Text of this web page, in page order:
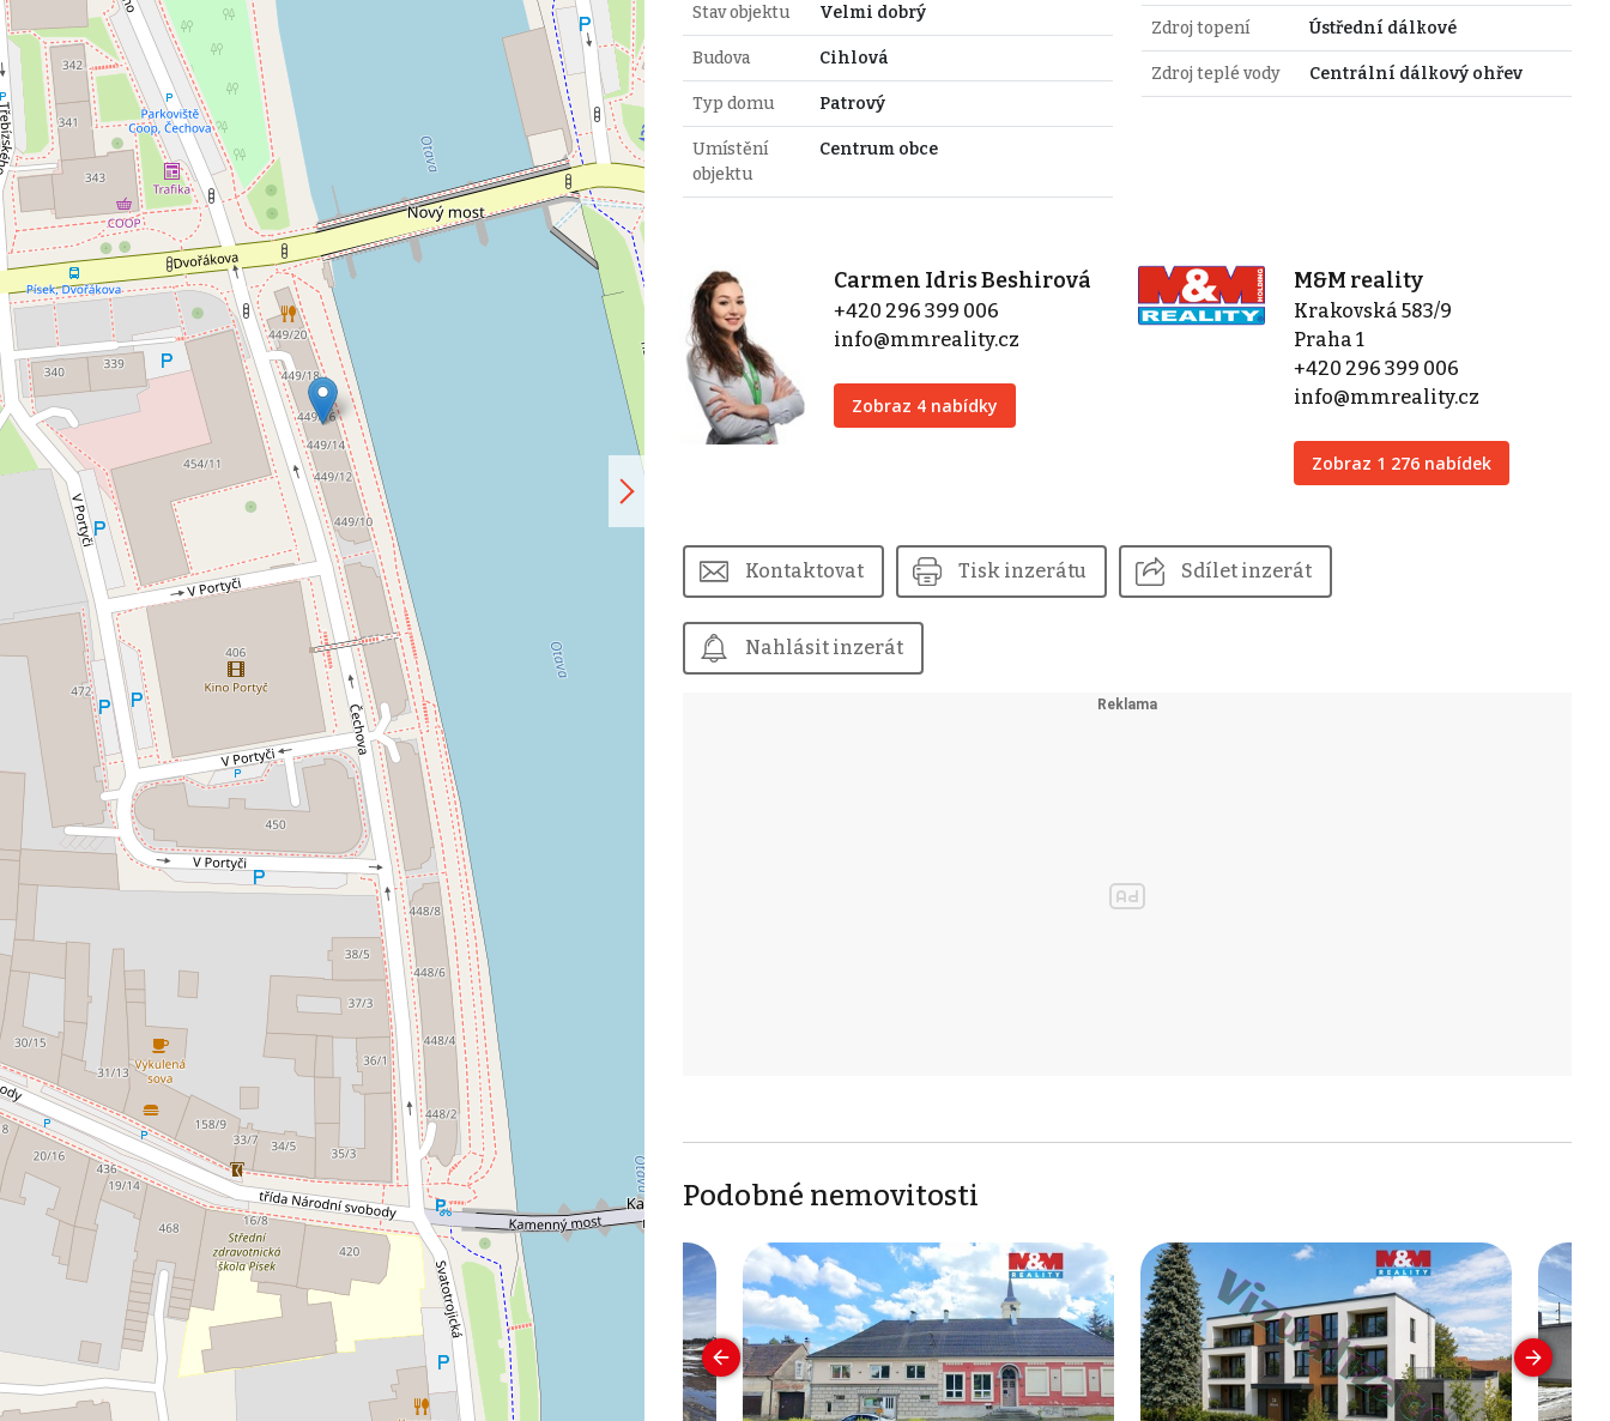
Stav objektu Velmi dobrý
Budova Cihlová
Typ domu Patrový
Umístění
objektu
Centrum obce
Zdroj topení Ústřední dálkové
Zdroj teplé vody Centrální dálkový ohřev
Carmen Idris Beshirová
+420 296 399 006
info@mmreality.cz
Zobraz 4 nabídky
M&M reality
Krakovská 583/9
Praha 1
+420 296 399 006
info@mmreality.cz
Zobraz 1 276 nabídek
Kontaktovat Tisk inzerátu Sdílet inzerát
Nahlásit inzerát
Podobné nemovitosti